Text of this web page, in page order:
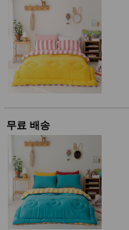
조리용
품
주방소
품
식
품
즉석가
공식품
쌀/잡곡/
면류
양념/소
스/가루
건조식
품
농산품
아
놀이방
매트
DVD
무료 배송